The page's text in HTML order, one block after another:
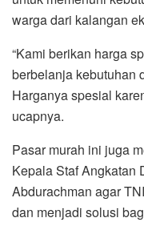
warga dari kalangan
“Kami berikan harga
berbelanja kebutuhan
Harganya spesial
ucapnya.
Pasar murah ini juga
Kepala Staf Angkatan
Abdurachman agar
dan menjadi solusi